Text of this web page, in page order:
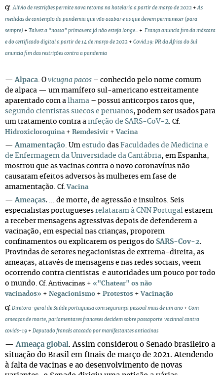
Cf.Alívio de restrições permite nova retoma na hotelaria a partir de março de 2022 +As
medidas de contenção da pandemia que vão acabar e as que devem permanecer (para
sempre) + Talvez a “nossa” primavera já não esteja longe... + França anuncia fim da máscara
e do certificado digital a partir de 14 de março de 2022 + Covid.19: PR da África do Sul
anuncia fim das restrições contra a pandemia
— Alpaca. O vicugna pacos – conhecido pelo nome comum
de alpaca — um mamífero sul-americano estreitamente
aparentado com a lhama – possui anticorpos raros que,
segundo cientistas suecos e peruanos, podem ser usados para
um tratamento contra a infeção de SARS-CoV-2. Cf.
Hidroxicloroquina + Remdesivir + Vacina
— Amamentação. Um estudo das Faculdades de Medicina e
de Enfermagem da Universidade da Cantábria, em Espanha,
mostrou que as vacinas contra o novo coronavírus não
causaram efeitos adversos às mulheres em fase de
amamentação. Cf. Vacina
— Ameaças. ... de morte, de agressão e insultos. Seis
especialistas portugueses relataram à CNN Portugal estarem
a receber mensagens agressivas depois de defenderem a
vacinação, em especial nas crianças, proporem
confinamentos ou explicarem os perigos do SARS-Cov-2.
Provindas de setores negacionistas de extrema-direita, as
ameaças, através de mensagens e nas redes sociais, veem
ocorrendo contra cientistas e autoridades um pouco por todo
o mundo. Cf. Antivacinas + «"Chatear" os não
vacinados» + Negacionismo + Protestos + Vacinação
Cf. Diretora-geral de Saúde portuguesa com segurança pessoal mais de um ano + Com
ameaças de morte, parlamentares franceses decidem sobre passaporte vacinnal contra
covids-19 + Deputado francês atacado por manifestantes antiacinas
—Ameaça global. Assim considerou o Senado brasileiro a
situação do Brasil em finais de março de 2021. Atendendo
à falta de vacinas e ao desenvolvimento de novas